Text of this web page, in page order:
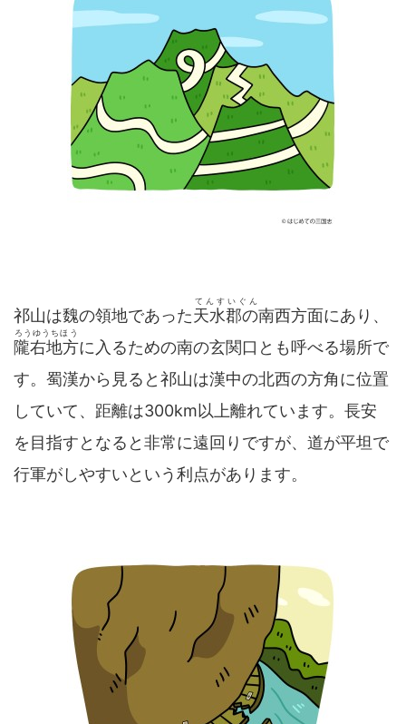
祁山は魏の領地であった天水郡の
てんすいぐん
南西方面にあり、
隴右地方
ろうゆうちほう
に入るための南の玄関口とも呼べる場所で
す。蜀漢から見ると祁山は漢中の北西の方角に位置
していて、距離は300km以上離れています。長安
を目指すとなると非常に遠回りですが、道が平坦で
行軍がしやすいという利点があります。